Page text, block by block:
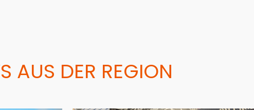
AUS DER REGION